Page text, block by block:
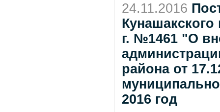
24.11.2016
Кунашакского
г. №1461 "О
района от
2016 год